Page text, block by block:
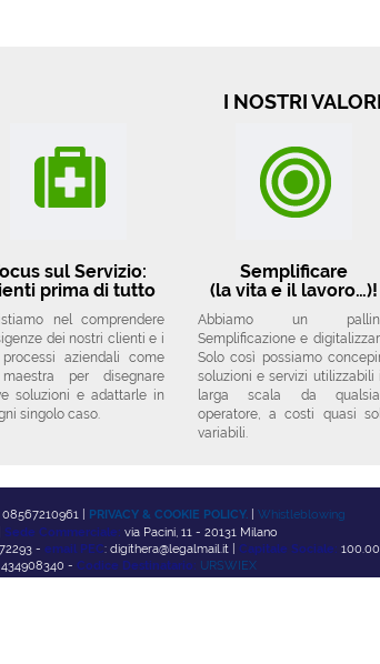
I NOSTRI VALORI
sul Servizio:
prima di tutto
nel comprendere
dei nostri clienti e i
processi aziendali come
per disegnare
soluzioni e adattarle in
singolo caso.
Semplificare
(la vita e il lavoro…)!
Abbiamo un
Semplificazione e
Solo così possiamo
soluzioni e servizi utilizzabili
larga scala da
operatore, a costi quasi
variabili.
08567210961 | PRIVACY & COOKIE POLICY. |Whistleblowing
Sede Commerciale: via Pacini, 11 - 20131 Milano
-email PEC: digithera@legalmail.it |Capitale Sociale:
434908340 - Codice Destinatario: URSWIEX